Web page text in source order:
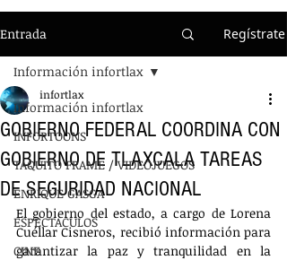
Entrada Regístrate
Información infortlax
INFORTOONS
TAQUITO FRAME / VIDEOJUEGOS
ENRIQUE GASGA
ESPECTACULOS
CINE
Información infortlax
GOBIERNO FEDERAL COORDINA CON
GOBIERNO DE TLAXCALA TAREAS
DE SEGURIDAD NACIONAL
infortlax
El gobierno del estado, a cargo de Lorena
Cuéllar Cisneros, recibió información para
garantizar la paz y tranquilidad en la